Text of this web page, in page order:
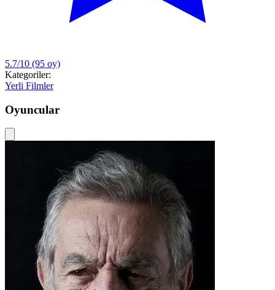
5.7/10 (95 oy)
Kategoriler:
Yerli Filmler
Oyuncular